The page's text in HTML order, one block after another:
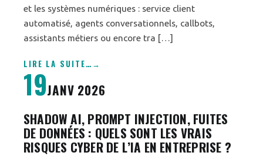
et les systèmes numériques : service client
automatisé, agents conversationnels, callbots,
assistants métiers ou encore tra […]
LIRE LA SUITE…
19JANV 2026
SHADOW AI, PROMPT INJECTION, FUITES
DE DONNÉES : QUELS SONT LES VRAIS
RISQUES CYBER DE L’IA EN ENTREPRISE ?